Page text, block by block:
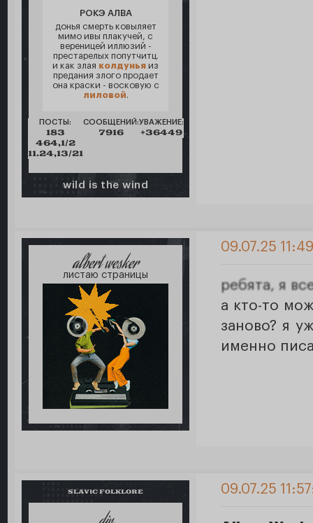
РОКЭ АЛВА
донья смерть ковыляет
мимо ивы плакучей, с
вереницей иллюзий -
престарелых попутчитц.
и как злая колдунья из
предания злого продает
она краски - восковую с
лиловой.
ПОСТЫ:
183
464,1/2
11.24,13/21
СООБЩЕНИЙ:
7916
УВАЖЕНИЕ:
+36449
wild is the wind
albert wesker
листаю страницы
09.07.25
ребята, я
а кто-то
заново? я
именно
SLAVIC FOLKLORE 09.07.25